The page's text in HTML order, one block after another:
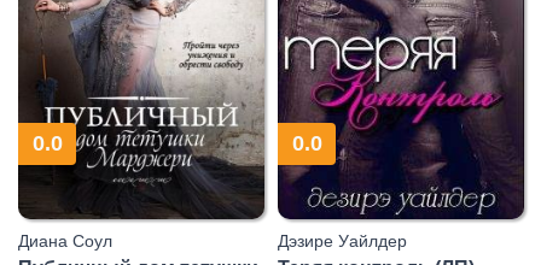
0.0
Диана Соул
0.0
Дэзире Уайлдер